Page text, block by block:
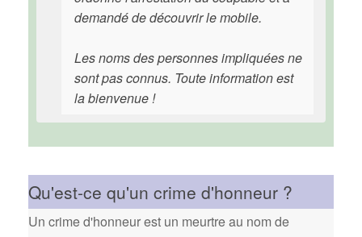
demandé de découvrir le mobile.
Les noms des personnes impliquées ne
sont pas connus. Toute information est
la bienvenue !
Qu'est-ce qu'un crime d'honneur ?
Un crime d'honneur est un meurtre au nom de